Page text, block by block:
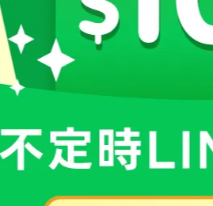
、維生素D、維生素K 等營養素。
、小魚乾、蝦皮蝦米、芝麻、髮菜
品、雞蛋、日曬乾香菇，也可藉由
量是 400IU/天
品